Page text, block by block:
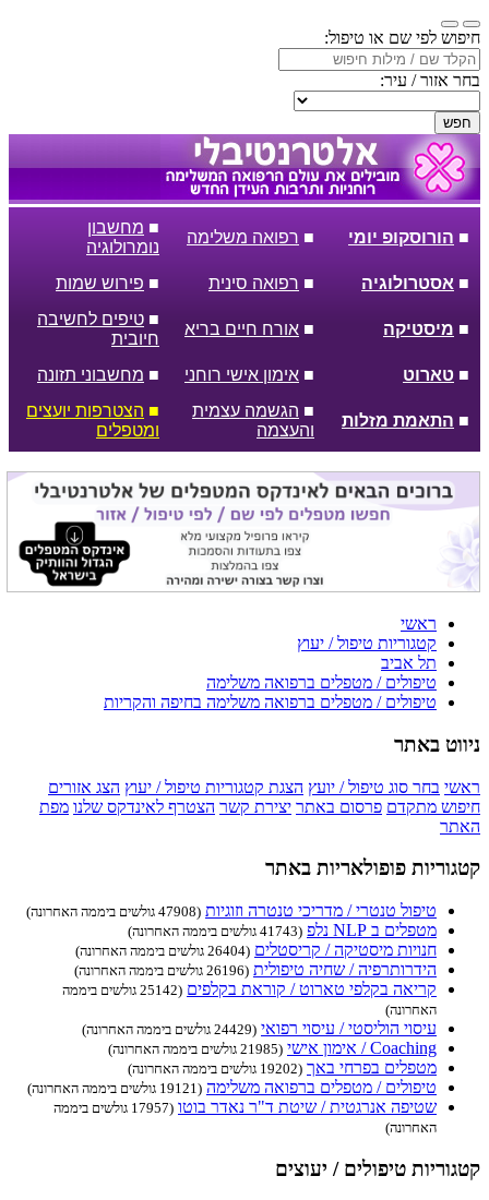
חיפוש לפי שם או טיפול:
בחר אזור / עיר:
חפש
■ הורוסקופ יומי ■ רפואה משלימה
■ מחשבון
נומרולוגיה
■ אסטרולוגיה ■ רפואה סינית ■ פירוש שמות
■ מיסטיקה ■ אורח חיים בריא
■ טיפים לחשיבה
חיובית
■ טארוט ■ אימון אישי רוחני ■ מחשבוני תזונה
■ התאמת מזלות
■ הגשמה עצמית
והעצמה
■ הצטרפות יועצים
ומטפלים
ראשי
קטגוריות טיפול / יעוץ
תל אביב
טיפולים / מטפלים ברפואה משלימה
טיפולים / מטפלים ברפואה משלימה בחיפה והקריות
ניווט באתר
ראשי בחר סוג טיפול / יועץ הצגת קטגוריות טיפול / יעוץ הצג אזורים
חיפוש מתקדם פרסום באתר יצירת קשר הצטרף לאינדקס שלנו מפת
האתר
קטגוריות פופולאריות באתר
טיפול טנטרי / מדריכי טנטרה וזוגיות (47908 גולשים ביממה האחרונה)
מטפלים ב NLP נלפ (41743 גולשים ביממה האחרונה)
חנויות מיסטיקה / קריסטלים (26404 גולשים ביממה האחרונה)
הידרותרפיה / שחיה טיפולית (26196 גולשים ביממה האחרונה)
קריאה בקלפי טארוט / קוראת בקלפים
(25142 גולשים ביממה
האחרונה)
עיסוי הוליסטי / עיסוי רפואי (24429 גולשים ביממה האחרונה)
Coaching / אימון אישי (21985 גולשים ביממה האחרונה)
מטפלים בפרחי באך (19202 גולשים ביממה האחרונה)
טיפולים / מטפלים ברפואה משלימה (19121 גולשים ביממה האחרונה)
שטיפה אנרגטית / שיטת ד"ר נאדר בוטו
(17957 גולשים ביממה
האחרונה)
קטגוריות טיפולים / יעוצים